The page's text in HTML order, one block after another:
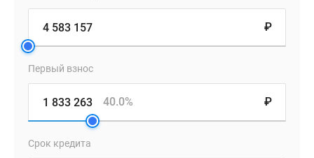
для
отдыха.
Двор
освобожден
Приобрести
квартиру
₽
Первый взнос
₽
40.0%
Срок кредита